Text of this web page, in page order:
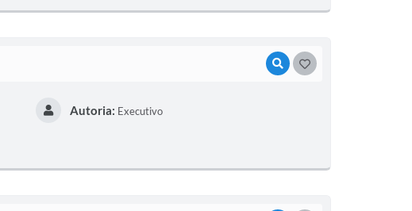
VISUALIZAR
Autoria: Executivo